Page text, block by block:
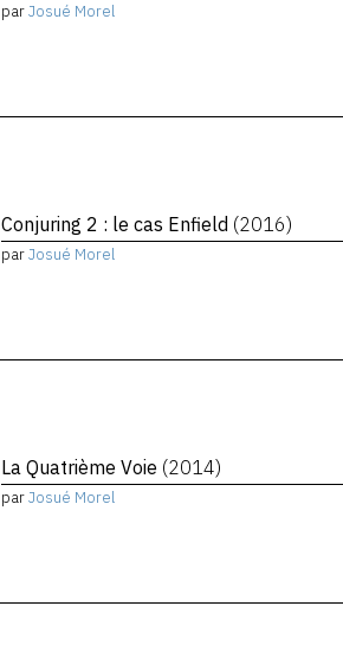
parJosué Morel
Conjuring 2 : le cas Enfield (2016)
parJosué Morel
La Quatrième Voie (2014)
parJosué Morel